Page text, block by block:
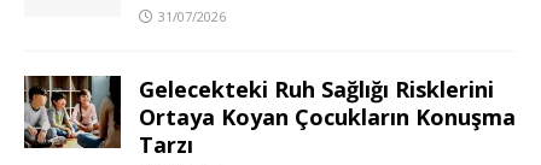
31/07/2026
Gelecekteki Ruh Sağlığı Risklerini
Ortaya Koyan Çocukların Konuşma
Tarzı